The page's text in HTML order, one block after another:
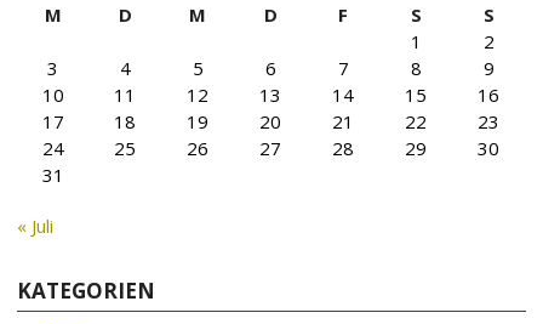
M
D M D F S
S
1
2
3
4 5 6 7 8
9
10
11 12 13 14 15
16
17
18 19 20 21 22
23
24
25 26 27 28 29
30
31
« Juli
KATEGORIEN